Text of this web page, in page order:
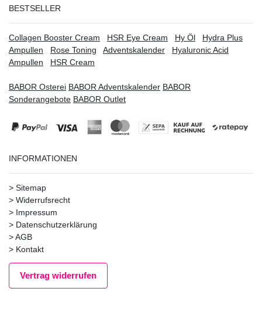
BESTSELLER
Collagen Booster Cream HSR Eye Cream Hy Öl
Hydra Plus
Ampullen
Rose Toning Adventskalender
Hyaluronic Acid
Ampullen
HSR Cream
BABOR Osterei BABOR Adventskalender BABOR
Sonderangebote BABOR Outlet
INFORMATIONEN
> Sitemap
> Widerrufsrecht
> Impressum
> Datenschutzerklärung
>AGB
> Kontakt
Vertrag widerrufen